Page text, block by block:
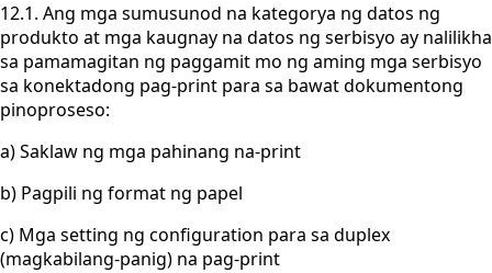
12.1. Ang mga sumusunod na kategorya ng datos ng
produkto at mga kaugnay na datos ng serbisyo ay nalilikha
sa pamamagitan ng paggamit mo ng aming mga serbisyo
sa konektadong pag-print para sa bawat dokumentong
pinoproseso:
a) Saklaw ng mga pahinang na-print
b) Pagpili ng format ng papel
c) Mga setting ng configuration para sa duplex
(magkabilang-panig) na pag-print